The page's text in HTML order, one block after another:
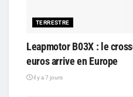
TERRESTRE
Leapmotor B03X : le
euros arrive en Europe
il y a 7 jours